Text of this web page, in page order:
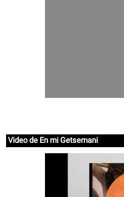
Video de En mi Getsemani